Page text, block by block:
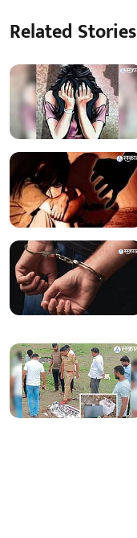
Related Stories